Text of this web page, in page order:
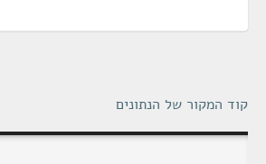
קוד המקור של הנתונים